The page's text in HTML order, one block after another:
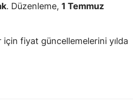
. Düzenleme, 1 Temmuz
fiyat güncellemelerini yılda